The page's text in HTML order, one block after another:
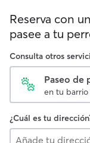
Reserva con
pasee a tu
Consulta otros
Paseo de
en tu barrio
¿Cuál es tu